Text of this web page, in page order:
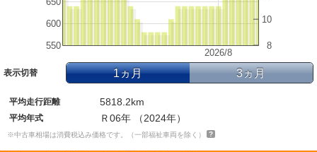
2026/8
550
600
8
10
表示切替 1ヵ月 3ヵ月
平均走行距離 5818.2km
平均年式 Ｒ06年 （2024年）
※中古車相場は消費税込み価格です。（一部福祉車両を除く）